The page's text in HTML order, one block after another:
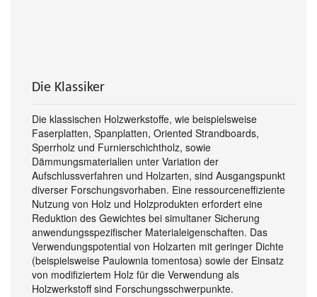
Die Klassiker
Die klassischen Holzwerkstoffe, wie beispielsweise
Faserplatten, Spanplatten, Oriented Strandboards,
Sperrholz und Furnierschichtholz, sowie
Dämmungsmaterialien unter Variation der
Aufschlussverfahren und Holzarten, sind Ausgangspunkt
diverser Forschungsvorhaben. Eine ressourceneffiziente
Nutzung von Holz und Holzprodukten erfordert eine
Reduktion des Gewichtes bei simultaner Sicherung
anwendungsspezifischer Materialeigenschaften. Das
Verwendungspotential von Holzarten mit geringer Dichte
(beispielsweise Paulownia tomentosa) sowie der Einsatz
von modifiziertem Holz für die Verwendung als
Holzwerkstoff sind Forschungsschwerpunkte.